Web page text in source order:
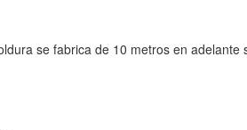
se fabrica de 10 metros en adelante